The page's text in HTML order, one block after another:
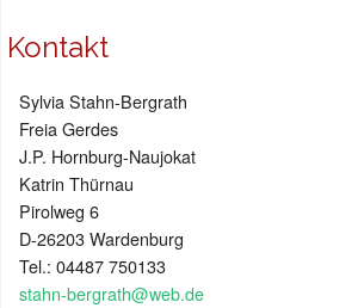
Kontakt
Sylvia Stahn-Bergrath
Freia Gerdes
J.P. Hornburg-Naujokat
Katrin Thürnau
Pirolweg 6
D-26203 Wardenburg
Tel.: 04487 750133
stahn-bergrath@web.de